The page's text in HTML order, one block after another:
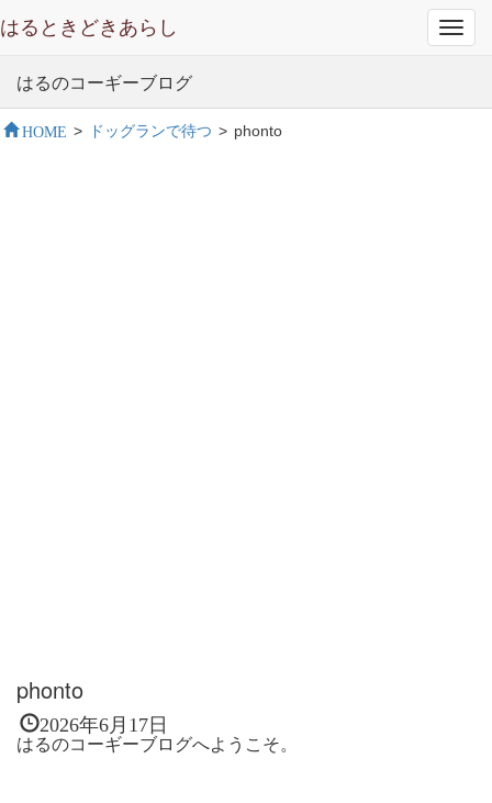
はるときどきあらし
はるのコーギーブログ
HOME > ドッグランで待つ > phonto
phonto
2026年6月17日
はるのコーギーブログへようこそ。